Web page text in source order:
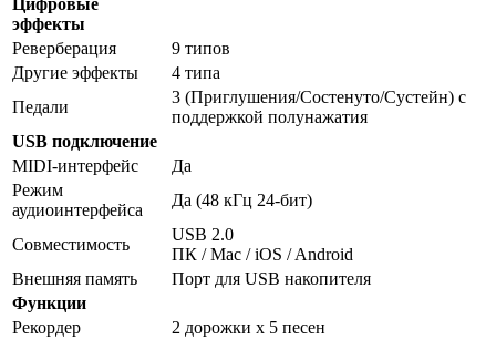
Цифровые
эффекты
Реверберация
9 типов
Другие эффекты
4 типа
Педали
3 (Приглушения/Состенуто/Сустейн) с
поддержкой полунажатия
USB подключение
MIDI-интерфейс
Да
Режим
аудиоинтерфейса
Да (48 кГц 24-бит)
Совместимость
USB 2.0
ПК / Mac / iOS / Android
Внешняя память
Порт для USB накопителя
Функции
Рекордер
2 дорожки x 5 песен